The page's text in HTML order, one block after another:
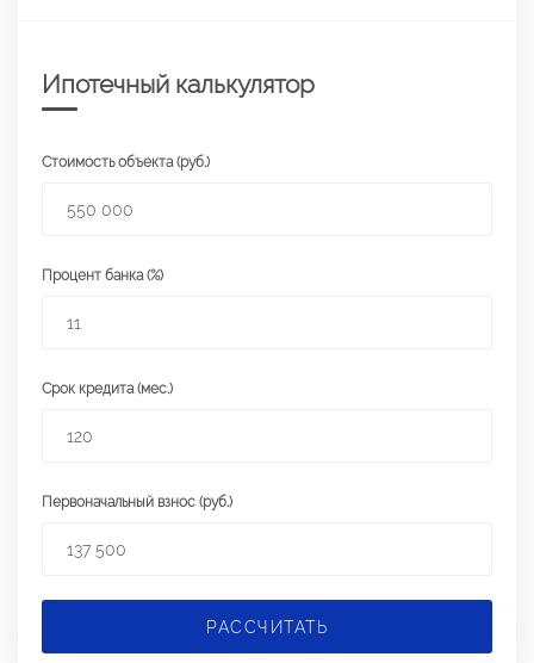
Ипотечный калькулятор
Стоимость объекта (руб.)
Процент банка (%)
Срок кредита (мес.)
Первоначальный взнос (руб.)
РАССЧИТАТЬ